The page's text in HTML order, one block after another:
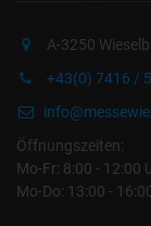
A-3250
+43(0) 7416 /
Öffnungszeiten:
Mo-Fr: 8:00 - 12:00
Mo-Do: 13:00 -